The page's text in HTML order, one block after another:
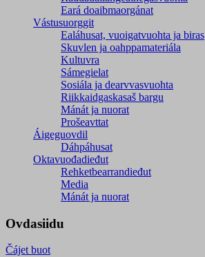
Eará doaibmaorgánat
Vástusuorggit
Ealáhusat, vuoigatvuohta ja biras
Skuvlen ja oahppamateriála
Kultuvra
Sámegielat
Sosiála ja dearvvasvuohta
Riikkaidgaskasaš bargu
Mánát ja nuorat
Prošeavttat
Áigeguovdil
Dáhpáhusat
Oktavuođadieđut
Rehketbearrandieđut
Media
Mánát ja nuorat
Ovdasiidu
Čájet buot